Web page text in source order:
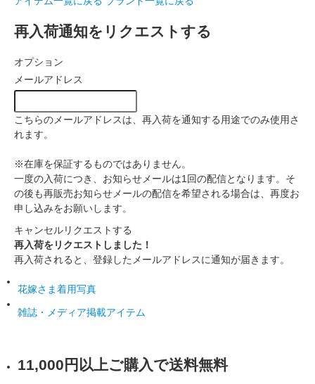
再入荷通知をリクエストする
オプション
メールアドレス
こちらのメールアドレスは、再入荷を通知する用途でのみ使用さ
れます。
※在庫を保証するものではありません。
一度の入荷につき、お知らせメールは1回の配信となります。そ
の後も再販売お知らせメールの配信を希望される場合は、再度お
申し込みをお願いします。
キャンセルリクエストする
再入荷をリクエストしました！
再入荷されると、登録したメールアドレスに通知が届きます。
花嫁さま着用写真
雑誌・メディア掲載アイテム
11,000円以上ご購入で送料無料